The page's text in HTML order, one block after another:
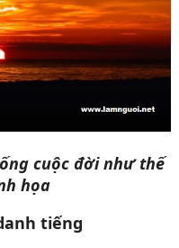
cuộc đời như thế
họa
tiếng